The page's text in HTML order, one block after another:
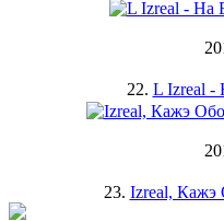
22. L Izreal -
23. Izreal, Кажэ